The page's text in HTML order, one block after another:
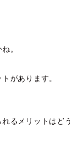
。
があります。
るメリットはどう